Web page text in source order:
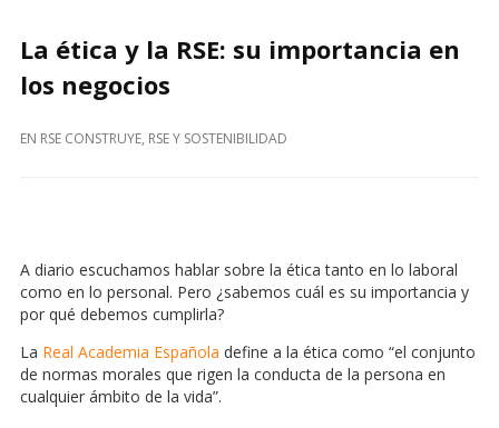
La ética y la RSE: su importancia en
los negocios
EN RSE CONSTRUYE, RSE Y SOSTENIBILIDAD
A diario escuchamos hablar sobre la ética tanto en lo laboral
como en lo personal. Pero ¿sabemos cuál es su importancia y
por qué debemos cumplirla?
La Real Academia Española define a la ética como “el conjunto
de normas morales que rigen la conducta de la persona en
cualquier ámbito de la vida”.